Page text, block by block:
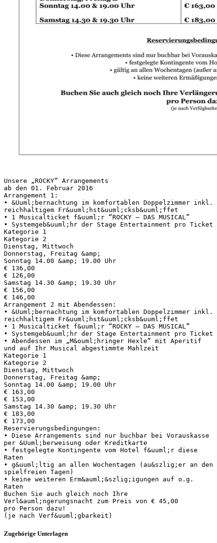
Unsere „ROCKY“ Arrangements
ab den 01. Februar 2016
Arrangement 1:
• &Uuml;bernachtung im komfortablen Doppelzimmer inkl.
reichhaltigem Fr&uuml;hst&uuml;cksb&uuml;ffet
• 1 Musicalticket f&uuml;r “ROCKY – DAS MUSICAL”
• Systemgeb&uuml;hr der Stage Entertainment pro Ticket
Kategorie 1
Kategorie 2
Dienstag, Mittwoch
Donnerstag, Freitag &amp;
Sonntag 14.00 &amp; 19.00 Uhr
€ 136,00
€ 126,00
Samstag 14.30 &amp; 19.30 Uhr
€ 156,00
€ 146,00
Arrangement 2 mit Abendessen:
• &Uuml;bernachtung im komfortablen Doppelzimmer inkl.
reichhaltigem Fr&uuml;hst&uuml;cksb&uuml;ffet
• 1 Musicalticket f&uuml;r “ROCKY – DAS MUSICAL”
• Systemgeb&uuml;hr der Stage Entertainment pro Ticket
• Abendessen im „M&ouml;hringer Hexle“ mit Aperitif
und auf Ihr Musical abgestimmte Mahlzeit
Kategorie 1
Kategorie 2
Dienstag, Mittwoch
Donnerstag, Freitag &amp;
Sonntag 14.00 &amp; 19.00 Uhr
€ 163,00
€ 153,00
Samstag 14.30 &amp; 19.30 Uhr
€ 183,00
€ 173,00
Reservierungsbedingungen:
• Diese Arrangements sind nur buchbar bei Vorauskasse
per &Uuml;berweisung oder Kreditkarte
• festgelegte Kontingente vom Hotel f&uuml;r diese
Raten
• g&uuml;ltig an allen Wochentagen (au&szlig;er an den
spielfreien Tagen)
• keine weiteren Erm&auml;&szlig;igungen auf o.g.
Raten
Buchen Sie auch gleich noch Ihre
Verl&auml;ngerungsnacht zum Preis von € 45,00
pro Person dazu!
Zugehörige Unterlagen